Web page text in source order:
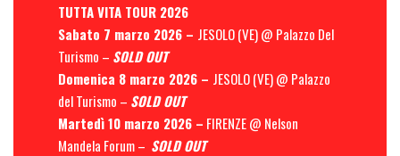
TUTTA VITA TOUR 2026
Sabato 7 marzo 2026 – JESOLO (VE) @ Palazzo Del
Turismo – SOLD OUT
Domenica 8 marzo 2026 – JESOLO (VE) @ Palazzo
del Turismo – SOLD OUT
Martedì 10 marzo 2026 – FIRENZE @ Nelson
Mandela Forum – SOLD OUT